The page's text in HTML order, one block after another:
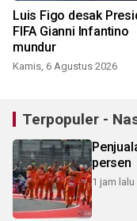
Luis Figo desak
FIFA Gianni Infantino
mundur
Kamis, 6 Agustus 2026
Terpopuler -
persen
1 jam lalu